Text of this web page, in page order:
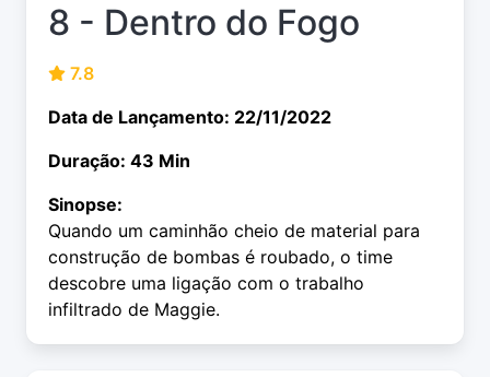
8 - Dentro do Fogo
7.8
Data de Lançamento: 22/11/2022
Duração: 43 Min
Sinopse:
Quando um caminhão cheio de material para
construção de bombas é roubado, o time
descobre uma ligação com o trabalho
infiltrado de Maggie.